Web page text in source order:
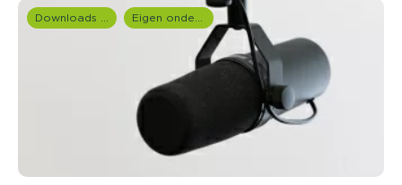
Downloads en rapportages Eigen onderzoeken